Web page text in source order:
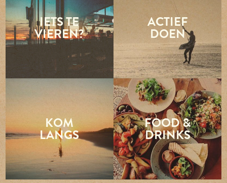
IETS TE
VIEREN?
ACTIEF
DOEN
KOM
LANGS
FOOD &
DRINKS